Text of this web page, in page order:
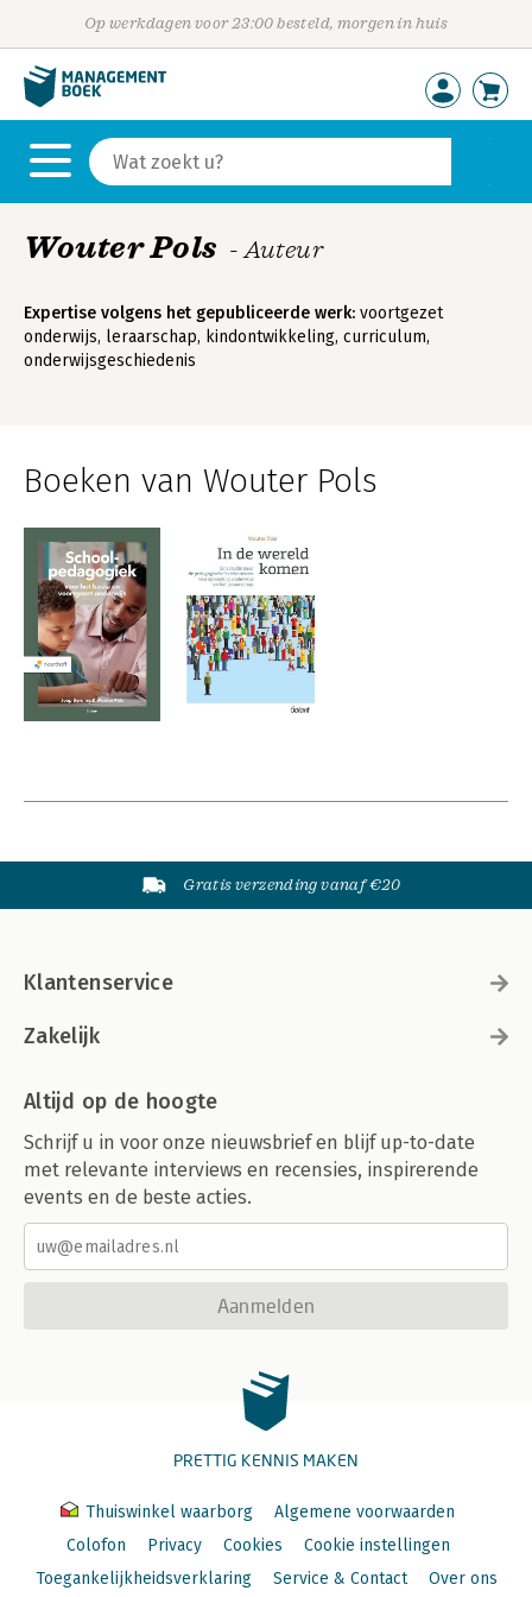
Op werkdagen voor 23:00 besteld, morgen in huis
Wouter Pols - Auteur
Expertise volgens het gepubliceerde werk: voortgezet
onderwijs, leraarschap, kindontwikkeling, curriculum,
onderwijsgeschiedenis
Boeken van Wouter Pols
Gratis verzending vanaf €20
Klantenservice
Zakelijk
Altijd op de hoogte
Schrijf u in voor onze nieuwsbrief en blijf up-to-date
met relevante interviews en recensies, inspirerende
events en de beste acties.
Aanmelden
PRETTIG KENNIS MAKEN
Thuiswinkel waarborg
Algemene voorwaarden
Colofon
Privacy Cookies
Cookie instellingen
Toegankelijkheidsverklaring
Service & Contact Over ons